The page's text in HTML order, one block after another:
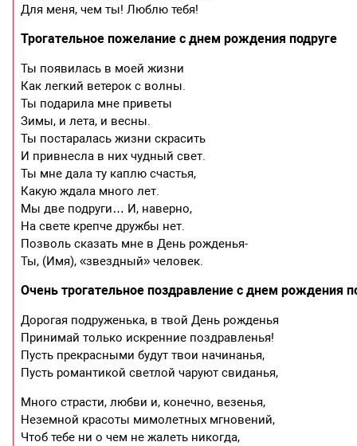
Для меня, чем ты! Люблю тебя!
Трогательное пожелание с днем рождения подруге
Ты появилась в моей жизни
Как легкий ветерок с волны.
Ты подарила мне приветы
Зимы, и лета, и весны.
Ты постаралась жизни скрасить
И привнесла в них чудный свет.
Ты мне дала ту каплю счастья,
Какую ждала много лет.
Мы две подруги… И, наверно,
На свете крепче дружбы нет.
Позволь сказать мне в День рожденья-
Ты, (Имя), «звездный» человек.
Очень трогательное поздравление с днем рождения
Дорогая подруженька, в твой День рожденья
Принимай только искренние поздравленья!
Пусть прекрасными будут твои начинанья,
Пусть романтикой светлой чаруют свиданья,
Много страсти, любви и, конечно, везенья,
Неземной красоты мимолетных мгновений,
Чтоб тебе ни о чем не жалеть никогда,